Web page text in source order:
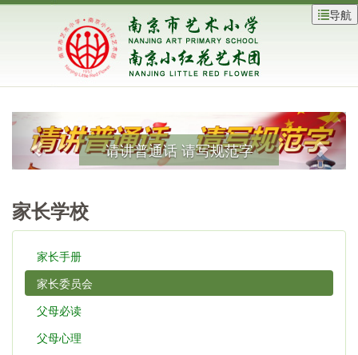
导航
请讲普通话 请写规范字
家长学校
家长手册
家长委员会
父母必读
父母心理